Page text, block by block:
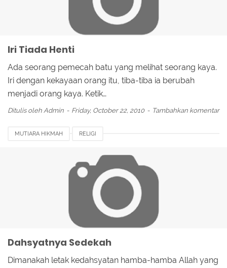
Iri Tiada Henti
Ada seorang pemecah batu yang melihat seorang kaya.
Iri dengan kekayaan orang itu, tiba-tiba ia berubah
menjadi orang kaya. Ketik…
Ditulis oleh Admin Friday, October 22, 2010 Tambahkan komentar
MUTIARA HIKMAH RELIGI
Dahsyatnya Sedekah
Dimanakah letak kedahsyatan hamba-hamba Allah yang